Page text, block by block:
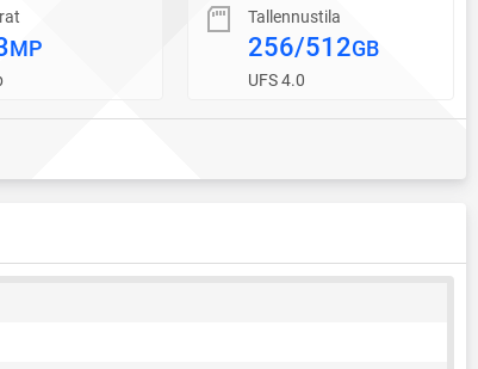
MP
Tallennustila
256/512GB
UFS 4.0